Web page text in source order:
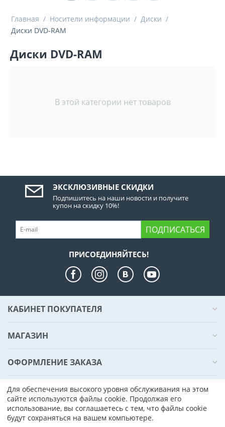
Главная / Носители информации / Диски /
Диски DVD-RAM
Диски DVD-RAM
В этой категории нет товаров
ЭКСКЛЮЗИВНЫЕ СКИДКИ
Подпишитесь на наши новости и получите
купон на скидку 10%!
ПОДПИСАТЬСЯ
ПРИСОЕДИНЯЙТЕСЬ!
КАБИНЕТ ПОКУПАТЕЛЯ
МАГАЗИН
ОФОРМЛЕНИЕ ЗАКАЗА
КОНТАКТЫ
© 2000 - 2026 Компьютер Плаза. На базеCS-Cart - Платформа для
интернет-магазинов
Для обеспечения высокого уровня обслуживания на этом
сайте используются файлы cookie. Продолжая его
использование, вы соглашаетесь с тем, что файлы cookie
будут сохраняться на вашем компьютере.